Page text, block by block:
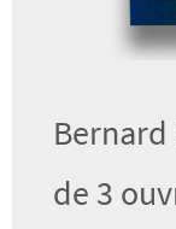
Bernard
de 3